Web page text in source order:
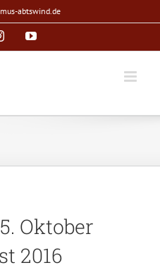
abtswind.de
InstagramYouTube
Oktober
2016